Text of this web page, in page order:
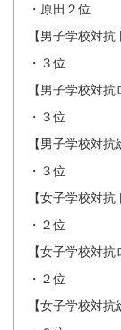
・原田２位
【男子学校対
・３位
【男子学校対
・３位
【男子学校対抗
・３位
【女子学校対
・２位
【女子学校対
・２位
【女子学校対抗